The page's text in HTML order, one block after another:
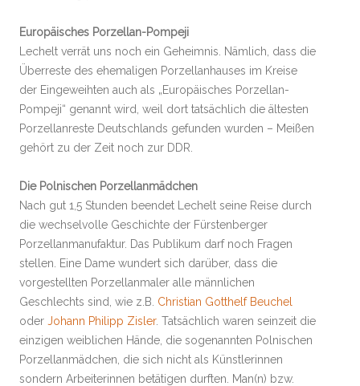
Europäisches Porzellan-Pompeji
Lechelt verrät uns noch ein Geheimnis. Nämlich, dass die
Überreste des ehemaligen Porzellanhauses im Kreise
der Eingeweihten auch als „Europäisches Porzellan-
Pompeji“ genannt wird, weil dort tatsächlich die ältesten
Porzellanreste Deutschlands gefunden wurden – Meißen
gehört zu der Zeit noch zur DDR.
Die Polnischen Porzellanmädchen
Nach gut 1,5 Stunden beendet Lechelt seine Reise durch
die wechselvolle Geschichte der Fürstenberger
Porzellanmanufaktur. Das Publikum darf noch Fragen
stellen. Eine Dame wundert sich darüber, dass die
vorgestellten Porzellanmaler alle männlichen
Geschlechts sind, wie z.B. Christian Gotthelf Beuchel
oder Johann Philipp Zisler. Tatsächlich waren seinzeit die
einzigen weiblichen Hände, die sogenannten Polnischen
Porzellanmädchen, die sich nicht als Künstlerinnen
sondern Arbeiterinnen betätigen durften. Man(n) bzw.